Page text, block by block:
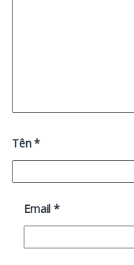
Tên*
Email*